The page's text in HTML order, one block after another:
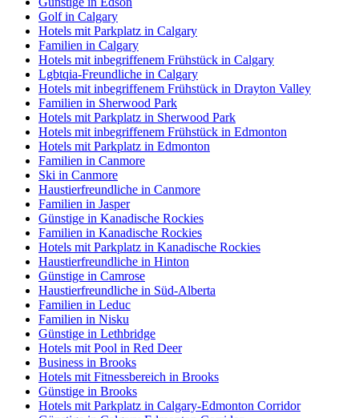
Golf in Calgary
Hotels mit Parkplatz in Calgary
Familien in Calgary
Hotels mit inbegriffenem Frühstück in Calgary
Lgbtqia-Freundliche in Calgary
Hotels mit inbegriffenem Frühstück in Drayton Valley
Familien in Sherwood Park
Hotels mit Parkplatz in Sherwood Park
Hotels mit inbegriffenem Frühstück in Edmonton
Hotels mit Parkplatz in Edmonton
Familien in Canmore
Ski in Canmore
Haustierfreundliche in Canmore
Familien in Jasper
Günstige in Kanadische Rockies
Familien in Kanadische Rockies
Hotels mit Parkplatz in Kanadische Rockies
Haustierfreundliche in Hinton
Günstige in Camrose
Haustierfreundliche in Süd-Alberta
Familien in Leduc
Familien in Nisku
Günstige in Lethbridge
Hotels mit Pool in Red Deer
Business in Brooks
Hotels mit Fitnessbereich in Brooks
Günstige in Brooks
Hotels mit Parkplatz in Calgary-Edmonton Corridor